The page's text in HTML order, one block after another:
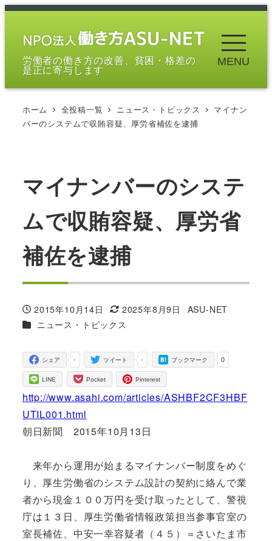
メ
労働者の働き方の改善、貧困・格差の
是正に寄与します
MENU
ホーム 全投稿一覧 ニュース・トピックス
マイナン
バーのシステムで収賄容疑、厚労省補佐を逮捕
マイナンバーのシステ
ムで収賄容疑、厚労省
補佐を逮捕
投稿日
2015年10月14日
更新日
2025年8月9日
著
ASU-NET
カテゴリー
ニュース・トピックス
-
シェア -
ツイート 0
ブックマーク
LINE Pocket Pinterest
http://www.asahi.com/articles/ASHBF2CF3HBF
UTIL001.html
朝日新聞 2015年10月13日
来年から運用が始まるマイナンバー制度をめぐ
り、厚生労働省のシステム設計の契約に絡んで業
者から現金１００万円を受け取ったとして、警視
庁は１３日、厚生労働省情報政策担当参事官室の
室長補佐、中安一幸容疑者（４５）＝さいたま市